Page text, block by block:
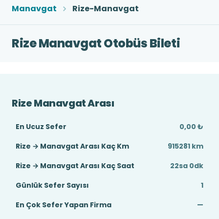
Manavgat
Rize-Manavgat
Rize Manavgat Otobüs Bileti
Rize Manavgat Arası
En Ucuz Sefer
0,00 ₺
Rize → Manavgat Arası Kaç Km
915281 km
Rize → Manavgat Arası Kaç Saat
22sa 0dk
Günlük Sefer Sayısı
1
En Çok Sefer Yapan Firma
—